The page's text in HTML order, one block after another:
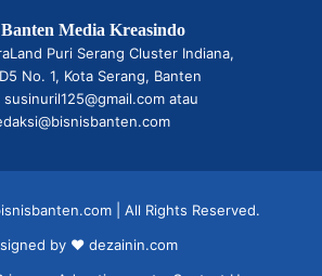
Media Kreasindo
Puri Serang Cluster Indiana,
No. 1, Kota Serang, Banten
susinuril125@gmail.com atau
| All Rights Reserved.
by ❤ dezainin.com